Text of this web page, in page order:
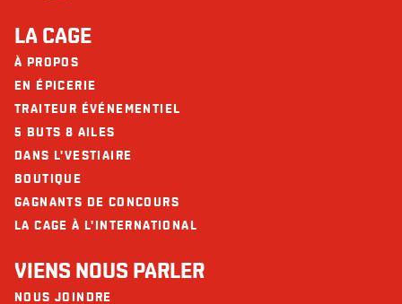
LA CAGE
À PROPOS
EN ÉPICERIE
TRAITEUR ÉVÉNEMENTIEL
5 BUTS 8 AILES
DANS L'VESTIAIRE
BOUTIQUE
GAGNANTS DE CONCOURS
LA CAGE À L'INTERNATIONAL
VIENS NOUS PARLER
NOUS JOINDRE